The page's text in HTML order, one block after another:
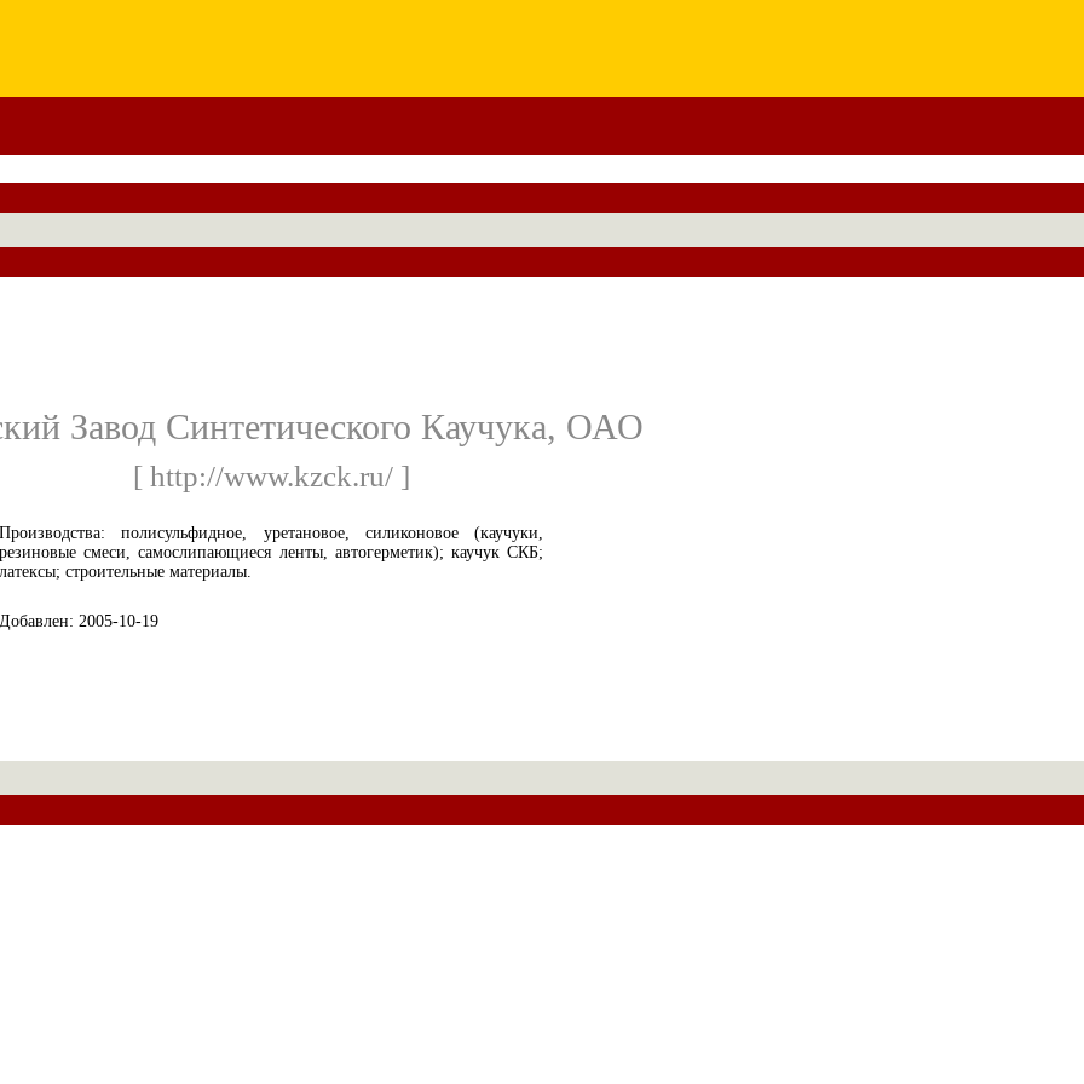
Завод Синтетического Каучука, ОАО
[ http://www.kzck.ru/ ]
Производства: полисульфидное, уретановое, силиконовое (каучуки,
резиновые смеси, самослипающиеся ленты, автогерметик); каучук СКБ;
латексы; строительные материалы.
Добавлен: 2005-10-19